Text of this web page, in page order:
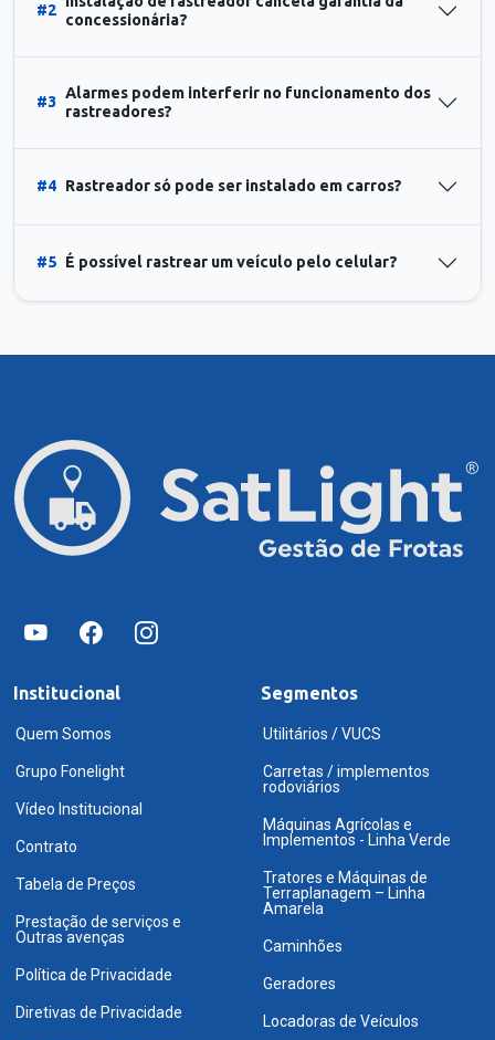
#2
concessionária?
#3
Alarmes podem interferir no funcionamento dos
rastreadores?
#4 Rastreador só pode ser instalado em carros?
#5 É possível rastrear um veículo pelo celular?
Institucional
Quem Somos
Grupo Fonelight
Vídeo Institucional
Contrato
Tabela de Preços
Prestação de serviços e
Outras avenças
Política de Privacidade
Diretivas de Privacidade
Segmentos
Utilitários / VUCS
Carretas / implementos
rodoviários
Máquinas Agrícolas e
Implementos - Linha Verde
Tratores e Máquinas de
Terraplanagem – Linha
Amarela
Caminhões
Geradores
Locadoras de Veículos